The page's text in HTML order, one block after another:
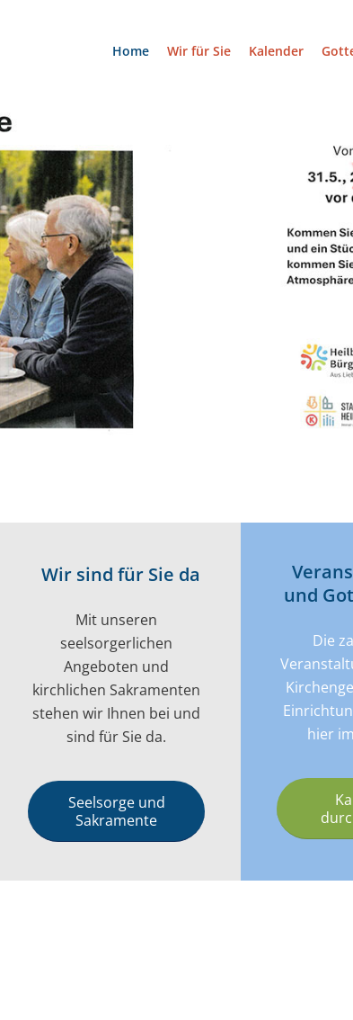
Home Wir für Sie Kalender
Wir sind für Sie da
Mit unseren
seelsorgerlichen
Angeboten und
kirchlichen Sakramenten
stehen wir Ihnen bei und
sind für Sie da.
Seelsorge und
Sakramente
und
Die
hier